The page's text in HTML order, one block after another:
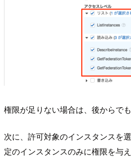
権限が足りない場合は、後からでも
次に、許可対象のインスタンスを
定のインスタンスのみに権限を与